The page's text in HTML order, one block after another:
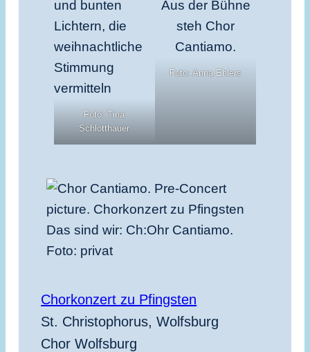
Foto: Tina
Schlotthauer
Foto: Anna Ehlers
Das sind wir: Ch:Ohr Cantiamo.
Foto: privat
Chorkonzert zu Pfingsten
St. Christophorus, Wolfsburg
Chor Wolfsburg